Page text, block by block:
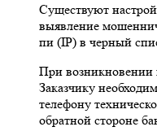
Существуют
выявление
пи (IP) в черный
При возникновении
Заказчику
телефону
обратной стороне